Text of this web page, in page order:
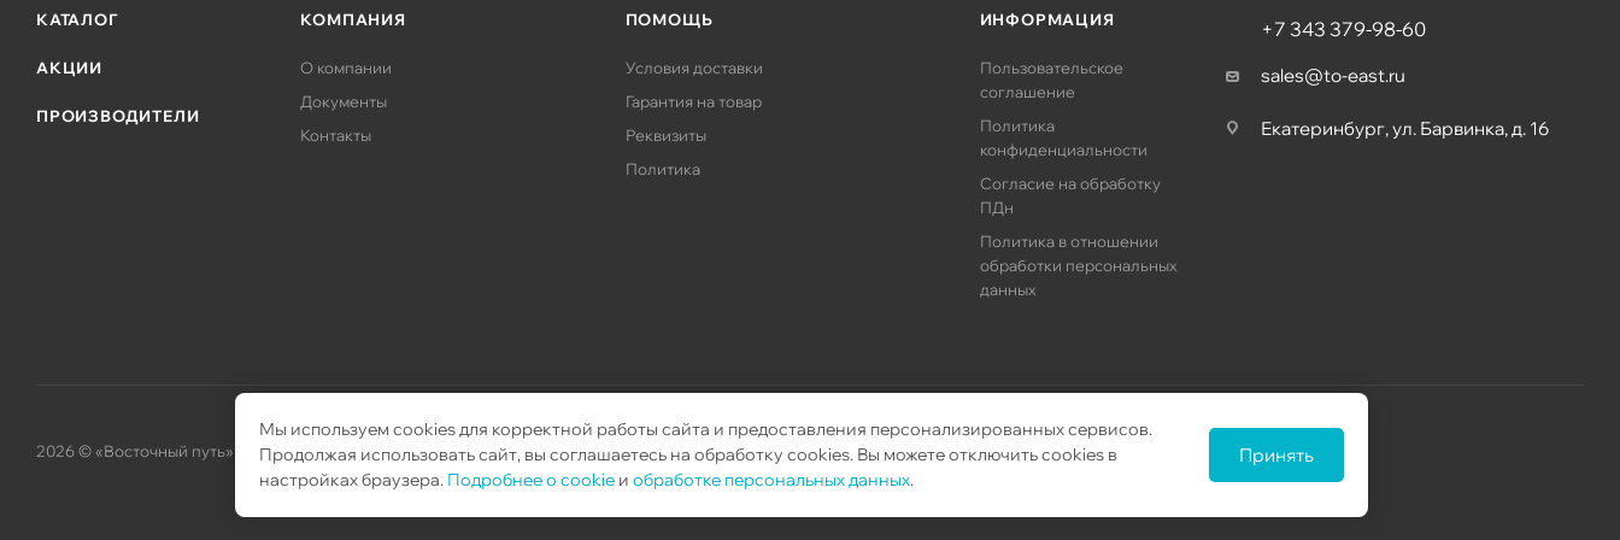
Мы используем cookies для корректной работы сайта и предоставления персонализированных сервисов.
Продолжая использовать сайт, вы соглашаетесь на обработку cookies. Вы можете отключить cookies в
настройках браузера. Подробнее о cookie иобработке персональных данных.
Принять
КАТАЛОГ
АКЦИИ
ПРОИЗВОДИТЕЛИ
КОМПАНИЯ
О компании
Документы
Контакты
ПОМОЩЬ
Условия доставки
Гарантия на товар
Реквизиты
Политика
ИНФОРМАЦИЯ
Пользовательское
соглашение
Политика
конфиденциальности
Согласие на обработку
ПДн
Политика в отношении
обработки персональных
данных
+7 343 379-98-60
sales@to-east.ru
Екатеринбург, ул. Барвинка, д. 16
2026 © «Восточный путь» – поставка телекоммуникационного оборудования.